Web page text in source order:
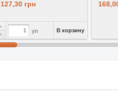
127,30 грн
уп В корзину